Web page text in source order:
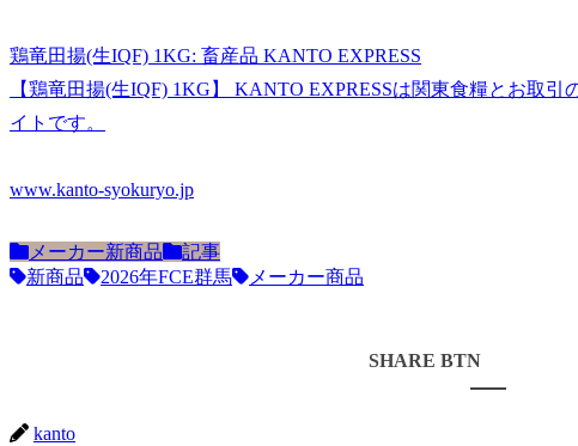
鶏竜田揚(生IQF) 1KG: 畜産品 KANTO EXPRESS
【鶏竜田揚(生IQF) 1KG】 KANTO EXPRESSは関東食糧とお取
イトです。
www.kanto-syokuryo.jp
メーカー新商品
記事
新商品
2026年FCE群馬 メーカー商品
kanto